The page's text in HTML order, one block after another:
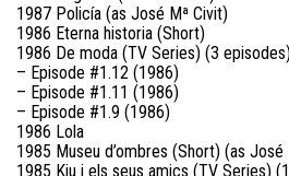
1987 Policía (as José Mª Civit)
1986 Eterna historia (Short)
1986 De moda (TV Series) (3 episodes)
– Episode #1.12 (1986)
– Episode #1.11 (1986)
– Episode #1.9 (1986)
1986 Lola
1985 Museu d’ombres (Short) (as José
1985 Kiu i els seus amics (TV Series)